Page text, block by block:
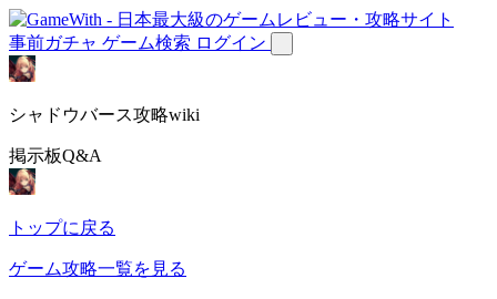
事前ガチャ ゲーム検索 ログイン
シャドウバース攻略wiki
掲示板Q&A
トップに戻る
ゲーム攻略一覧を見る